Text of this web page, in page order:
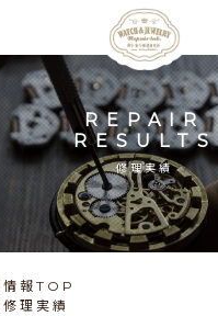
REPAIR
RESULTS
修理実績
情報TOP
理実績